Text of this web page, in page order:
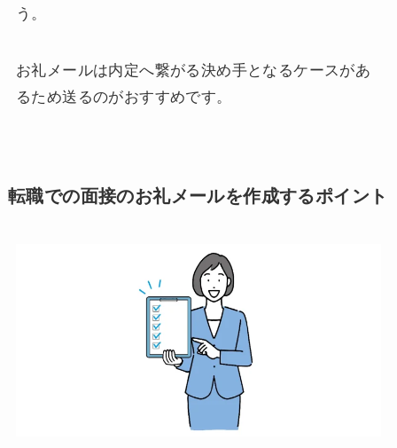
う。
お礼メールは内定へ繋がる決め手となるケースがあ
るため送るのがおすすめです。
転職での面接のお礼メールを作成するポイント